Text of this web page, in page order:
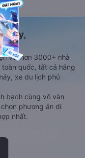
bay,
với hơn 3000+ nhà
quốc, tất cả hãng
xe du lịch phủ
bạch cùng vô vàn
phương án di
nhất.